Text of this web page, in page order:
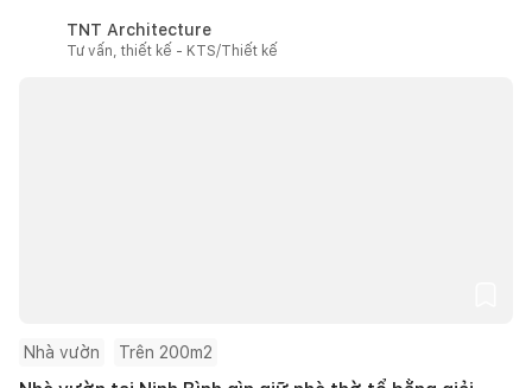
TNT Architecture
Tư vấn, thiết kế - KTS/Thiết kế
Nhà vườn Trên 200m2